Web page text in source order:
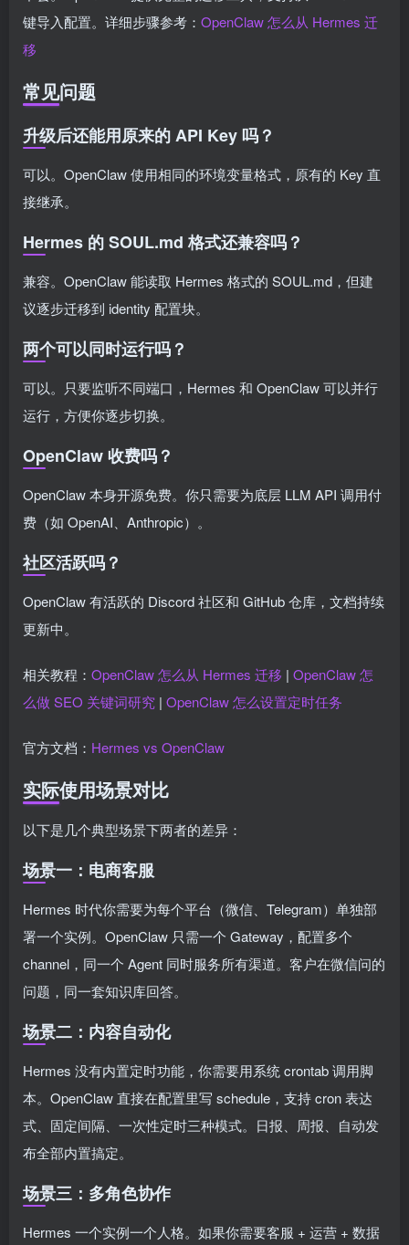
键导入配置。详细步骤参考： OpenClaw 怎么从 Hermes 迁
移
常见问题
升级后还能用原来的 API Key 吗？
可以。OpenClaw 使用相同的环境变量格式，原有的 Key 直
接继承。
Hermes 的 SOUL.md 格式还兼容吗？
兼容。OpenClaw 能读取 Hermes 格式的 SOUL.md，但建
议逐步迁移到 identity 配置块。
两个可以同时运行吗？
可以。只要监听不同端口，Hermes 和 OpenClaw 可以并行
运行，方便你逐步切换。
OpenClaw 收费吗？
OpenClaw 本身开源免费。你只需要为底层 LLM API 调用付
费（如 OpenAI、Anthropic）。
社区活跃吗？
OpenClaw 有活跃的 Discord 社区和 GitHub 仓库，文档持续
更新中。
相关教程： OpenClaw 怎么从 Hermes 迁移 | OpenClaw 怎
么做 SEO 关键词研究 | OpenClaw 怎么设置定时任务
官方文档： Hermes vs OpenClaw
实际使用场景对比
以下是几个典型场景下两者的差异：
场景一：电商客服
Hermes 时代你需要为每个平台（微信、Telegram）单独部
署一个实例。OpenClaw 只需一个 Gateway，配置多个
channel，同一个 Agent 同时服务所有渠道。客户在微信问的
问题，同一套知识库回答。
场景二：内容自动化
Hermes 没有内置定时功能，你需要用系统 crontab 调用脚
本。OpenClaw 直接在配置里写 schedule，支持 cron 表达
式、固定间隔、一次性定时三种模式。日报、周报、自动发
布全部内置搞定。
场景三：多角色协作
Hermes 一个实例一个人格。如果你需要客服 + 运营 + 数据